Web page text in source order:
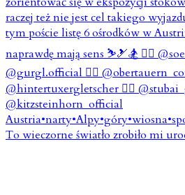
To wieczorne światło zrobiło mi